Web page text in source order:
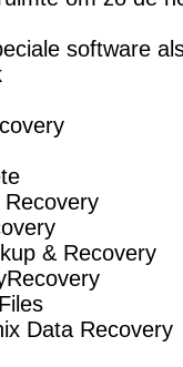
software
& Recovery
Data Recovery